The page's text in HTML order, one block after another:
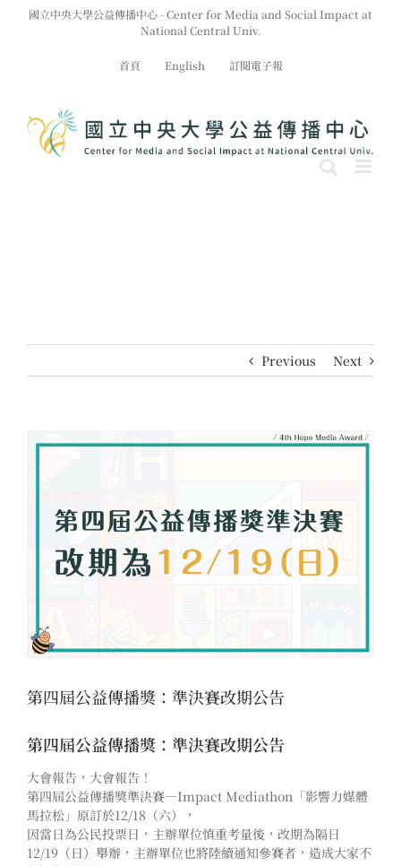
國立中央大學公益傳播中心 - Center for Media and Social Impact at
National Central Univ.
首頁 English 訂閱電子報
Previous Next
第四屆公益傳播獎：準決賽改期公告
第四屆公益傳播獎：準決賽改期公告
大會報告，大會報告！
第四屆公益傳播獎準決賽—Impact Mediathon「影響力媒體
馬拉松」原訂於12/18（六），
因當日為公民投票日，主辦單位慎重考量後，改期為隔日
12/19（日）舉辦，主辦單位也將陸續通知參賽者，造成大家不